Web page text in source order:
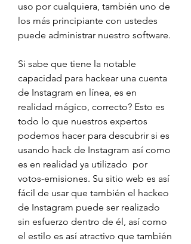
uso por cualquiera, también uno de
los más principiante con ustedes
puede administrar nuestro software.
Si sabe que tiene la notable
capacidad para hackear una cuenta
de Instagram en línea, es en
realidad mágico, correcto? Esto es
todo lo que nuestros expertos
podemos hacer para descubrir si es
usando hack de Instagram así como
es en realidad ya utilizado  por
votos-emisiones. Su sitio web es así
fácil de usar que también el hackeo
de Instagram puede ser realizado
sin esfuerzo dentro de él, así como
el estilo es así atractivo que también